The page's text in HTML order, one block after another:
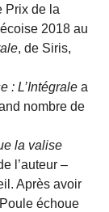
Prix de la
2018 au
, de Siris,
: L’Intégrale a
nombre de
la valise
l’auteur –
Après avoir
échoue